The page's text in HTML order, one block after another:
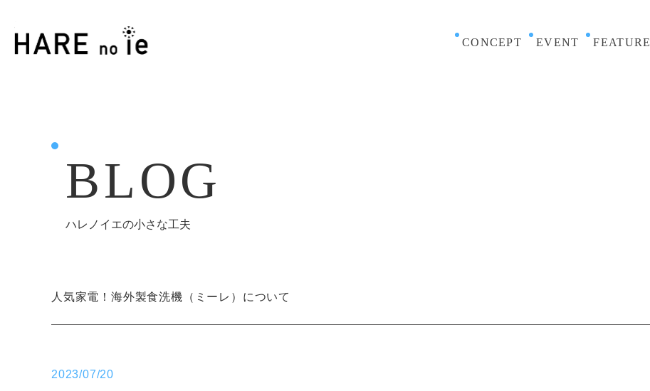
CONCEPT EVENT FEATURE
BLOG
ハレノイエの小さな工夫
人気家電！海外製食洗機（ミーレ）について
2023/07/20